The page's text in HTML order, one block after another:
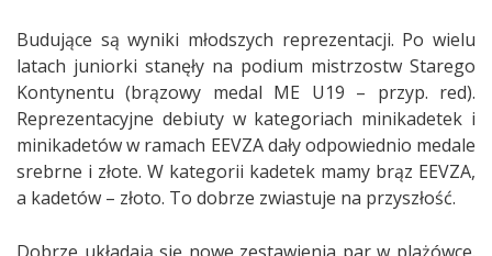
Budujące są wyniki młodszych reprezentacji. Po wielu
latach juniorki stanęły na podium mistrzostw Starego
Kontynentu (brązowy medal ME U19 – przyp. red).
Reprezentacyjne debiuty w kategoriach minikadetek i
minikadetów w ramach EEVZA dały odpowiednio medale
srebrne i złote. W kategorii kadetek mamy brąz EEVZA,
a kadetów – złoto. To dobrze zwiastuje na przyszłość.